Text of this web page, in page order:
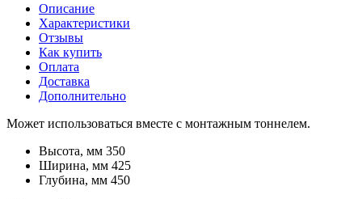
Описание
Характеристики
Отзывы
Как купить
Оплата
Доставка
Дополнительно
Может использоваться вместе с монтажным тоннелем.
Высота, мм 350
Ширина, мм 425
Глубина, мм 450